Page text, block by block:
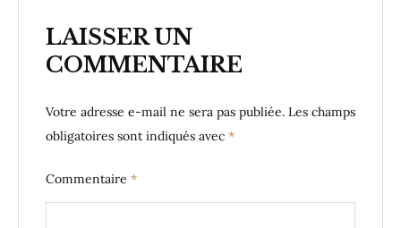
LAISSER UN
COMMENTAIRE
Votre adresse e-mail ne sera pas publiée. Les champs
obligatoires sont indiqués avec *
Commentaire *